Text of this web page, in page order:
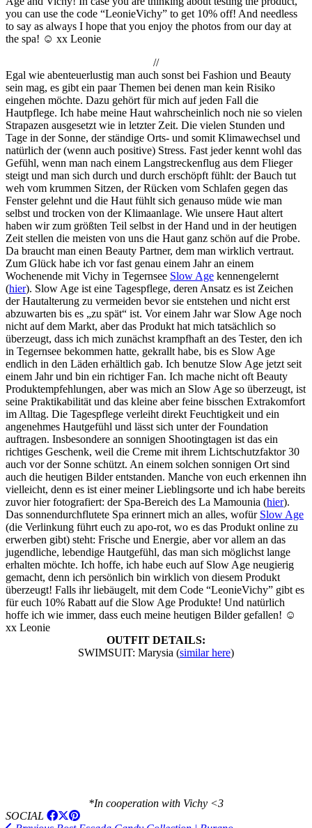
you can use the code “LeonieVichy” to get 10% off! And needless
to say as always I hope that you enjoy the photos from our day at
the spa! ☺ xx Leonie
//
Egal wie abenteuerlustig man auch sonst bei Fashion und Beauty
sein mag, es gibt ein paar Themen bei denen man kein Risiko
eingehen möchte. Dazu gehört für mich auf jeden Fall die
Hautpflege. Ich habe meine Haut wahrscheinlich noch nie so vielen
Strapazen ausgesetzt wie in letzter Zeit. Die vielen Stunden und
Tage in der Sonne, der ständige Orts- und somit Klimawechsel und
natürlich der (wenn auch positive) Stress. Fast jeder kennt wohl das
Gefühl, wenn man nach einem Langstreckenflug aus dem Flieger
steigt und man sich durch und durch erschöpft fühlt: der Bauch tut
weh vom krummen Sitzen, der Rücken vom Schlafen gegen das
Fenster gelehnt und die Haut fühlt sich genauso müde wie man
selbst und trocken von der Klimaanlage. Wie unsere Haut altert
haben wir zum größten Teil selbst in der Hand und in der heutigen
Zeit stellen die meisten von uns die Haut ganz schön auf die Probe.
Da braucht man einen Beauty Partner, dem man wirklich vertraut.
Zum Glück habe ich vor fast genau einem Jahr an einem
Wochenende mit Vichy in Tegernsee Slow Age kennengelernt
(hier). Slow Age ist eine Tagespflege, deren Ansatz es ist Zeichen
der Hautalterung zu vermeiden bevor sie entstehen und nicht erst
abzuwarten bis es „zu spät“ ist. Vor einem Jahr war Slow Age noch
nicht auf dem Markt, aber das Produkt hat mich tatsächlich so
überzeugt, dass ich mich zunächst krampfhaft an des Tester, den ich
in Tegernsee bekommen hatte, gekrallt habe, bis es Slow Age
endlich in den Läden erhältlich gab. Ich benutze Slow Age jetzt seit
einem Jahr und bin ein richtiger Fan. Ich mache nicht oft Beauty
Produktempfehlungen, aber was mich an Slow Age so überzeugt, ist
seine Praktikabilität und das kleine aber feine bisschen Extrakomfort
im Alltag. Die Tagespflege verleiht direkt Feuchtigkeit und ein
angenehmes Hautgefühl und lässt sich unter der Foundation
auftragen. Insbesondere an sonnigen Shootingtagen ist das ein
richtiges Geschenk, weil die Creme mit ihrem Lichtschutzfaktor 30
auch vor der Sonne schützt. An einem solchen sonnigen Ort sind
auch die heutigen Bilder entstanden. Manche von euch erkennen ihn
vielleicht, denn es ist einer meiner Lieblingsorte und ich habe bereits
zuvor hier fotografiert: der Spa-Bereich des La Mamounia (hier).
Das sonnendurchflutete Spa erinnert mich an alles, wofür Slow Age
(die Verlinkung führt euch zu apo-rot, wo es das Produkt online zu
erwerben gibt) steht: Frische und Energie, aber vor allem an das
jugendliche, lebendige Hautgefühl, das man sich möglichst lange
erhalten möchte. Ich hoffe, ich habe euch auf Slow Age neugierig
gemacht, denn ich persönlich bin wirklich von diesem Produkt
überzeugt! Falls ihr liebäugelt, mit dem Code “LeonieVichy” gibt es
für euch 10% Rabatt auf die Slow Age Produkte! Und natürlich
hoffe ich wie immer, dass euch meine heutigen Bilder gefallen! ☺
xx Leonie
OUTFIT DETAILS:
SWIMSUIT: Marysia (similar here)
*In cooperation with Vichy <3
SOCIAL